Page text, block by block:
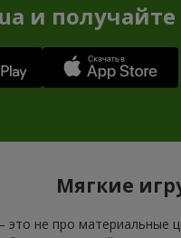
и
Мягкие
не про материальные